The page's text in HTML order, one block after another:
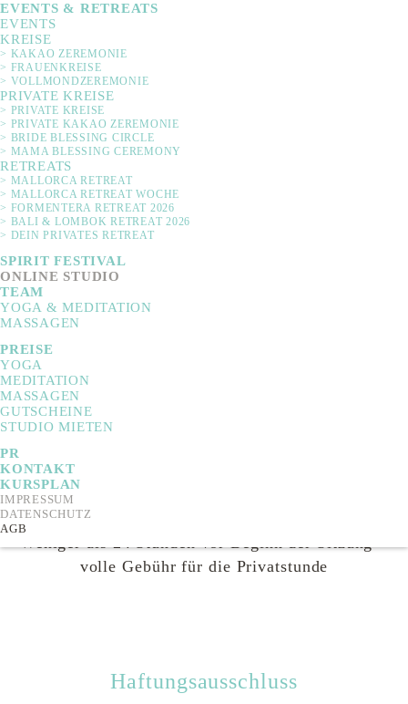
EVENTS & RETREATS
EVENTS
KREISE
> KAKAO ZEREMONIE
> FRAUENKREISE
> VOLLMONDZEREMONIE
PRIVATE KREISE
> PRIVATE KREISE
> PRIVATE KAKAO ZEREMONIE
> BRIDE BLESSING CIRCLE
> MAMA BLESSING CEREMONY
RETREATS
> MALLORCA RETREAT
> MALLORCA RETREAT WOCHE
> FORMENTERA RETREAT 2026
> BALI & LOMBOK RETREAT 2026
> DEIN PRIVATES RETREAT
SPIRIT FESTIVAL
ONLINE STUDIO
TEAM
YOGA & MEDITATION
MASSAGEN
PREISE
YOGA
MEDITATION
MASSAGEN
GUTSCHEINE
STUDIO MIETEN
PR
KONTAKT
KURSPLAN
IMPRESSUM
DATENSCHUTZ
AGB
/ Stornierung bis 14 Tage vor Beginn der
Veranstaltung = 100% Erstattung der
Teilnahmegebühr abzüglich 10 €
Bearbeitungsgebühr
/ Stornierung 13-7 vor Veranstaltungsbeginn =
50% Erstattung der Kursgebühr
/ Stornierung weniger als 7 Tage vor Kursbeginn
= keine Erstattung
Bearbeitungsgebühren/Stornierung,
Mahngebühren/Einschreibung: 10 €
Pakete (Yoga/Meditation & Massage):
Stornierung bis zu 48 Stunden bevor Beginn der
48-24 Stunden vor Beginn der Sitzung = 50% des
Weniger als 24 Stunden vor Beginn der Sitzung =
volle Gebühr für die Privatstunde
Haftungsausschluss